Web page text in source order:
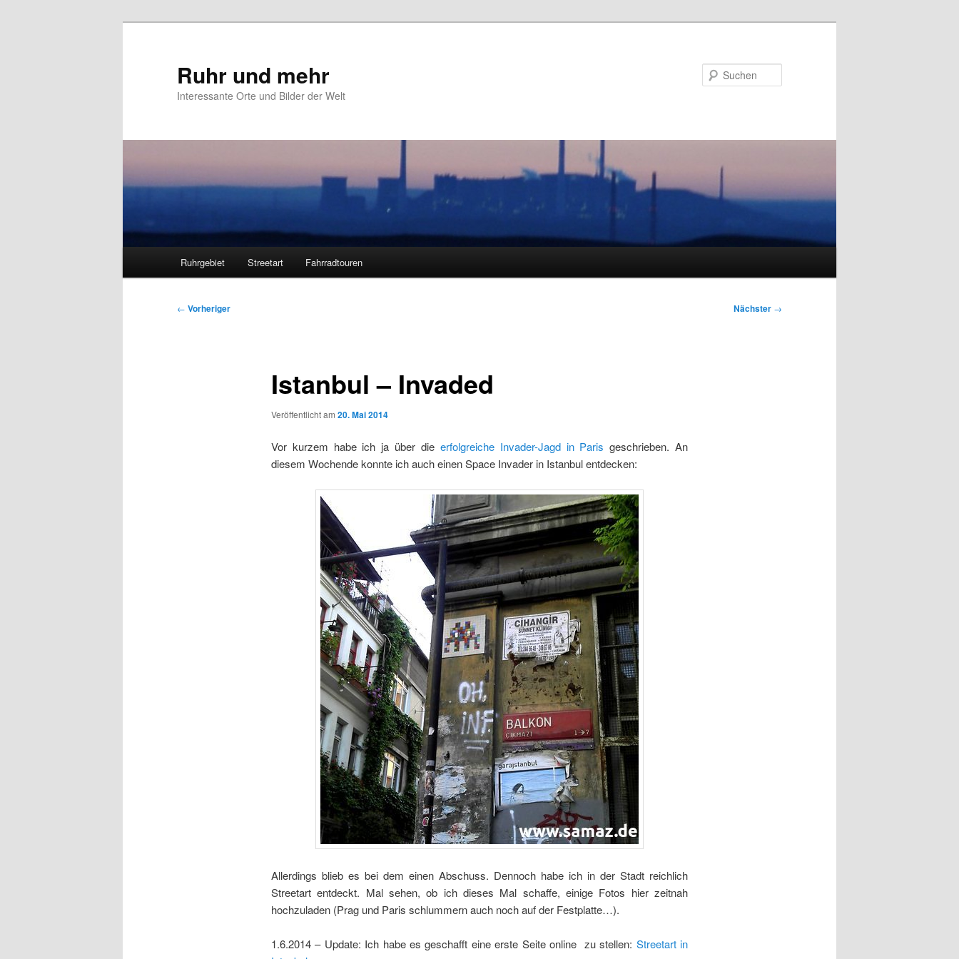
Ruhr und mehr
Interessante Orte und Bilder der Welt
Ruhrgebiet Streetart Fahrradtouren
Beitragsnavigation
← Vorheriger Nächster →
Istanbul – Invaded
Veröffentlicht am 20. Mai 2014
Vor kurzem habe ich ja über die erfolgreiche Invader-Jagd in Paris geschrieben. An
diesem Wochende konnte ich auch einen Space Invader in Istanbul entdecken:
Allerdings blieb es bei dem einen Abschuss. Dennoch habe ich in der Stadt reichlich
Streetart entdeckt. Mal sehen, ob ich dieses Mal schaffe, einige Fotos hier zeitnah
hochzuladen (Prag und Paris schlummern auch noch auf der Festplatte…).
1.6.2014 – Update: Ich habe es geschafft eine erste Seite online zu stellen: Streetart in